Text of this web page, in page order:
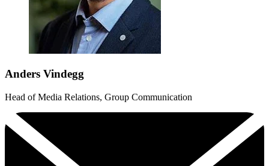
Anders Vindegg
Head of Media Relations, Group Communication